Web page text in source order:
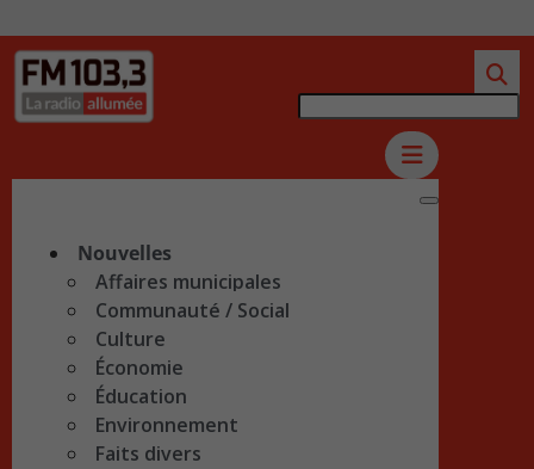
Nouvelles
Affaires municipales
Communauté / Social
Culture
Économie
Éducation
Environnement
Faits divers